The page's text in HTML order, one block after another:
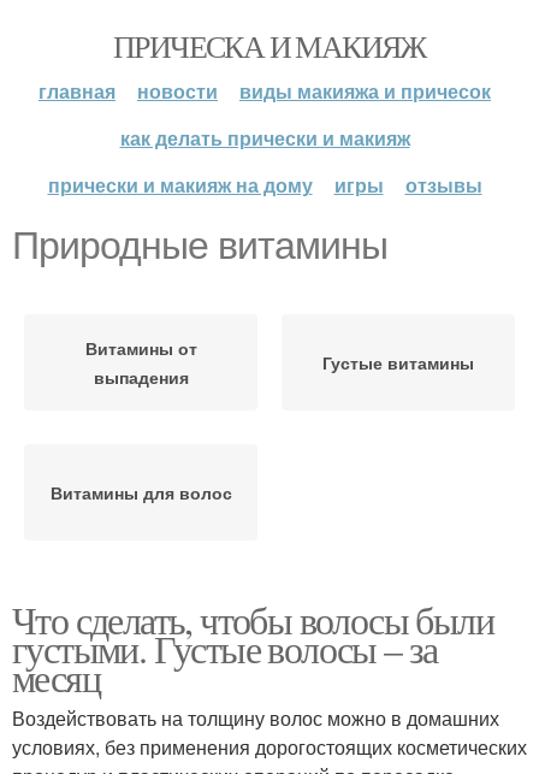
ПРИЧЕСКА И МАКИЯЖ
главная новости
виды макияжа и причесок
как делать прически и макияж
прически и макияж на дому
игры отзывы
Природные витамины
Витамины от
выпадения
Густые витамины
Витамины для волос
Что сделать, чтобы волосы были
густыми. Густые волосы – за
месяц
Воздействовать на толщину волос можно в домашних
условиях, без применения дорогостоящих косметических